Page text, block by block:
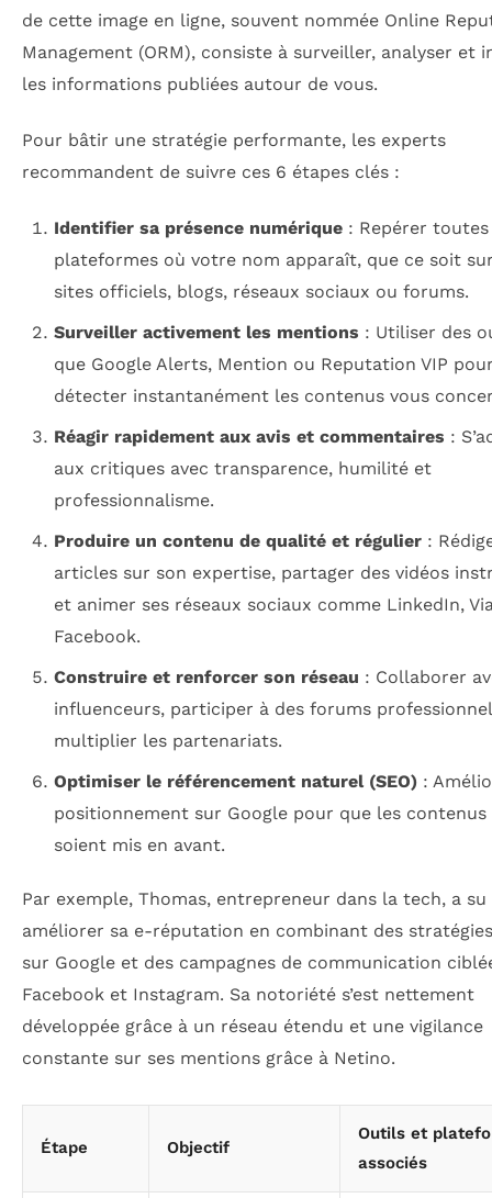
de cette image en ligne, souvent nommée Online
Management (ORM), consiste à surveiller, analyser et
les informations publiées autour de vous.
Pour bâtir une stratégie performante, les experts
recommandent de suivre ces 6 étapes clés :
Identifier sa présence numérique: Repérer toutes
plateformes où votre nom apparaît, que ce soit
sites officiels, blogs, réseaux sociaux ou forums.
Surveiller activement les mentions : Utiliser des
que Google Alerts, Mention ou Reputation VIP
détecter instantanément les contenus vous
Réagir rapidement aux avis et commentaires :
aux critiques avec transparence, humilité et
professionnalisme.
Produire un contenu de qualité et régulier:
articles sur son expertise, partager des vidéos
et animer ses réseaux sociaux comme LinkedIn,
Facebook.
Construire et renforcer son réseau : Collaborer
influenceurs, participer à des forums
multiplier les partenariats.
Optimiser le référencement naturel (SEO):
positionnement sur Google pour que les
soient mis en avant.
Par exemple, Thomas, entrepreneur dans la tech, a su
améliorer sa e-réputation en combinant des stratégies
sur Google et des campagnes de communication
Facebook et Instagram. Sa notoriété s’est nettement
développée grâce à un réseau étendu et une vigilance
constante sur ses mentions grâce à Netino.
Étape Objectif
Outils et
associés